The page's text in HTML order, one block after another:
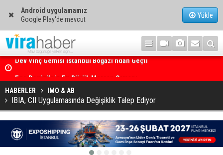
Android uygulamamız
Google Play'de mevcut
Yükle
HABERLER IMO & AB
IBIA, CII Uygulamasında Değişiklik Talep Ediyor